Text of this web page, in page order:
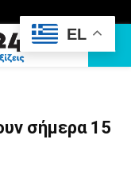
σήμερα 15
EL